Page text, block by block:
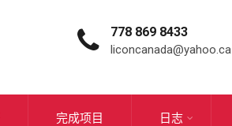
778 869 8433
liconcanada@yahoo.ca
完成项目 日志